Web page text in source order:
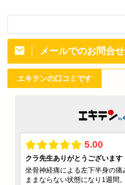
メールでのお問合せ
エキテンの口コミです